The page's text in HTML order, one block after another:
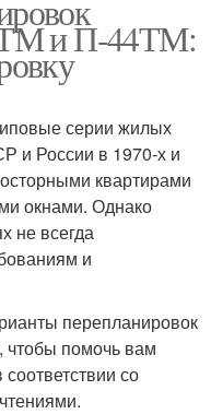
и П-44ТМ:
серии жилых
и России в 1970-х и
квартирами
окнами. Однако
не всегда
и
перепланировок
помочь вам
со